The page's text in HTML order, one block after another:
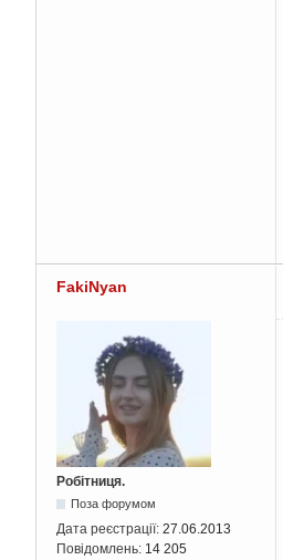
FakiNyan
Робітниця.
Поза форумом
Дата реєстрації: 27.06.2013
Повідомлень: 14 205